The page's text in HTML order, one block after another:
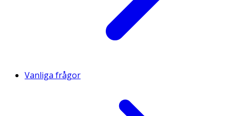
Vanliga frågor